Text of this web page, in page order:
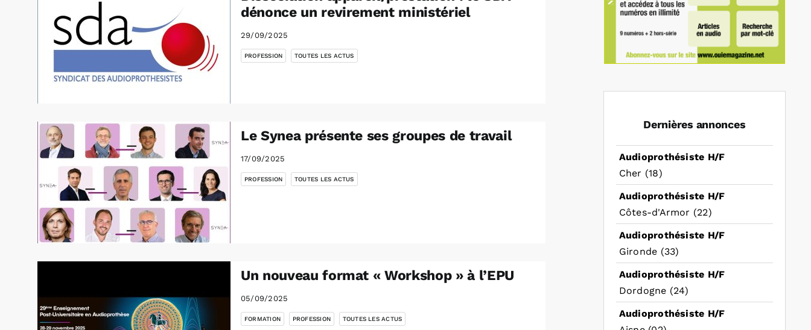
dénonce un revirement ministériel
29/09/2025
PROFESSION
,
TOUTES LES ACTUS
Le Synea présente ses groupes de travail
17/09/2025
PROFESSION TOUTES LES ACTUS
Un nouveau format « Workshop » à l’EPU
05/09/2025
FORMATION
,
PROFESSION TOUTES LES ACTUS
Dernières annonces
Audioprothésiste H/F
Cher (18)
Audioprothésiste H/F
Côtes-d'Armor (22)
Audioprothésiste H/F
Gironde (33)
Audioprothésiste H/F
Dordogne (24)
Audioprothésiste H/F